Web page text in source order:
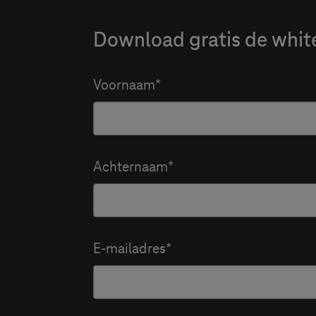
Download gratis de
Voornaam
Achternaam
E-mailadres